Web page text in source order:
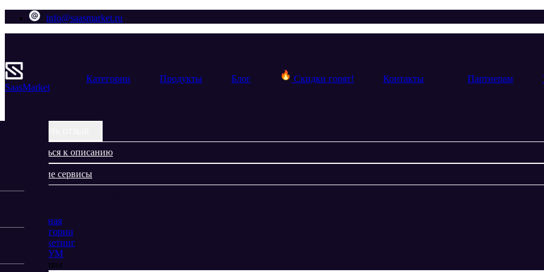
info@saasmarket.ru
SaasMarket
Категории Продукты Блог Скидки горят! Контакты Партнерам
Вернуться к описанию
Похожие сервисы
Главная
Категории
Маркетинг
ВИБУМ
Отзывы